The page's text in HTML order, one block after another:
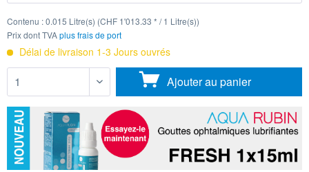
Contenu :0.015 Litre(s) (CHF 1'013.33 * / 1 Litre(s))
Prix dont TVAplus frais de port
Délai de livraison 1-3 Jours ouvrés
Ajouter aupanier